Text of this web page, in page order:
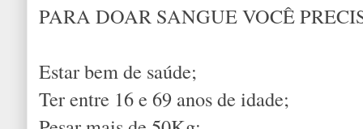
PARA DOAR SANGUE VOCÊ
Estar bem de saúde;
Ter entre 16 e 69 anos de idade;